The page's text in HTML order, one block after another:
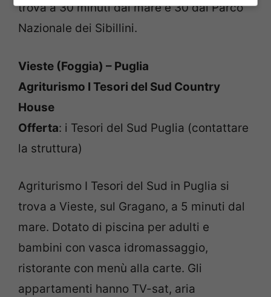
trova a 30 minuti dal mare e 30 dal Parco
Nazionale dei Sibillini.
Vieste (Foggia) – Puglia
Agriturismo I Tesori del Sud Country
House
Offerta: i Tesori del Sud Puglia (contattare
la struttura)
Agriturismo I Tesori del Sud in Puglia si
trova a Vieste, sul Gragano, a 5 minuti dal
mare. Dotato di piscina per adulti e
bambini con vasca idromassaggio,
ristorante con menù alla carte. Gli
appartamenti hanno TV-sat, aria